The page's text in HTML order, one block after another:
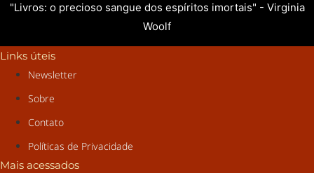
"Livros: o precioso sangue dos espíritos imortais" - Virginia
Woolf
Links úteis
Newsletter
Sobre
Contato
Políticas de Privacidade
Mais acessados